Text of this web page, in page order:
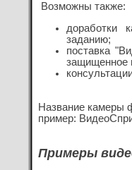
Возможны также:
доработки
заданию;
поставка
защищенное
Название камеры
пример:
Примеры